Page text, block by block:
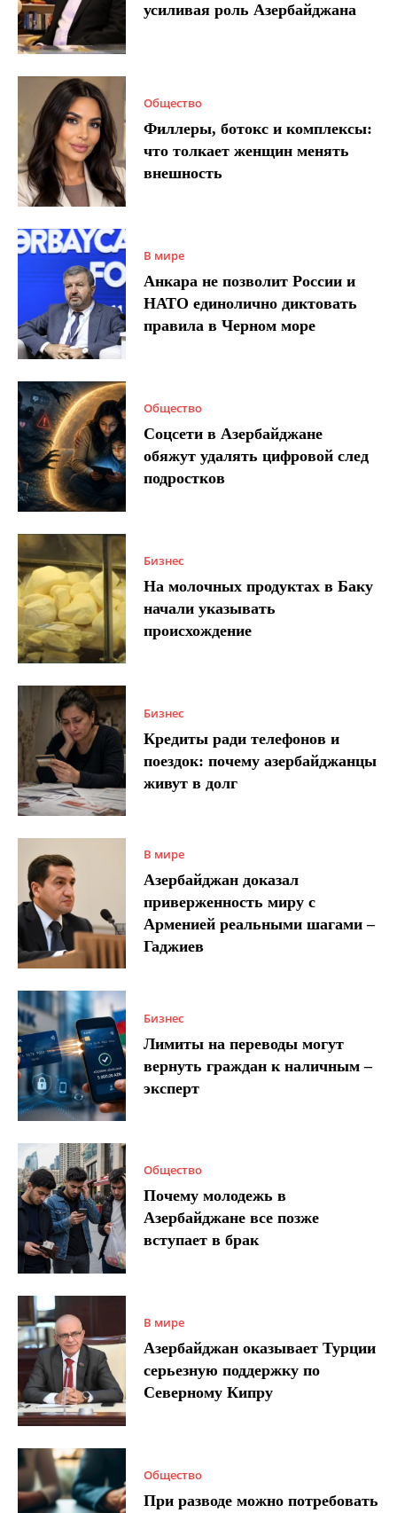
усиливая роль Азербайджана
Общество
Филлеры, ботокс и комплексы:
что толкает женщин менять
внешность
В мире
Анкара не позволит России и
НАТО единолично диктовать
правила в Черном море
Общество
Соцсети в Азербайджане
обяжут удалять цифровой след
подростков
Бизнес
На молочных продуктах в Баку
начали указывать
происхождение
Бизнес
Кредиты ради телефонов и
поездок: почему азербайджанцы
живут в долг
В мире
Азербайджан доказал
приверженность миру с
Арменией реальными шагами –
Гаджиев
Бизнес
Лимиты на переводы могут
вернуть граждан к наличным –
эксперт
Общество
Почему молодежь в
Азербайджане все позже
вступает в брак
В мире
Азербайджан оказывает Турции
серьезную поддержку по
Северному Кипру
Общество
При разводе можно потребовать